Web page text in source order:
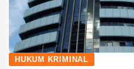
HUKUM KRIMINAL